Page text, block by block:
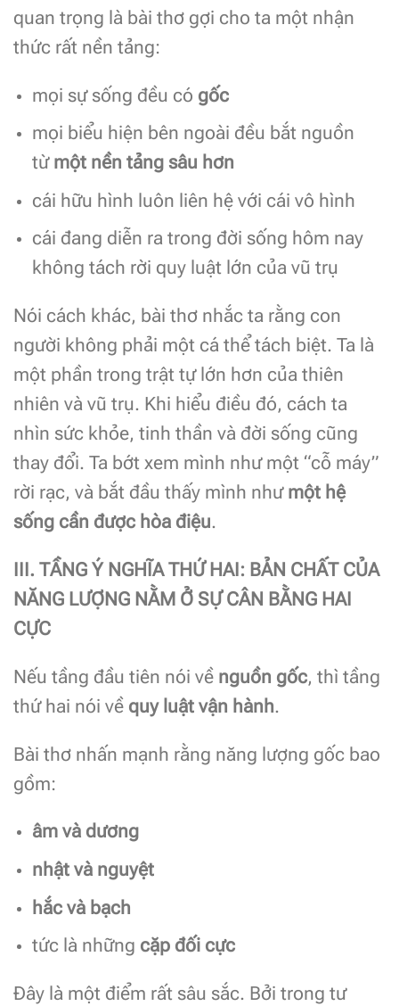
quan trọng là bài thơ gợi cho ta một nhận
thức rất nền tảng:
mọi sự sống đều có gốc
mọi biểu hiện bên ngoài đều bắt nguồn
từ một nền tảng sâu hơn
cái hữu hình luôn liên hệ với cái vô hình
cái đang diễn ra trong đời sống hôm nay
không tách rời quy luật lớn của vũ trụ
Nói cách khác, bài thơ nhắc ta rằng con
người không phải một cá thể tách biệt. Ta là
một phần trong trật tự lớn hơn của thiên
nhiên và vũ trụ. Khi hiểu điều đó, cách ta
nhìn sức khỏe, tinh thần và đời sống cũng
thay đổi. Ta bớt xem mình như một “cỗ máy”
rời rạc, và bắt đầu thấy mình như một hệ
sống cần được hòa điệu.
III. TẦNG Ý NGHĨA THỨ HAI: BẢN CHẤT CỦA
NĂNG LƯỢNG NẰM Ở SỰ CÂN BẰNG HAI
CỰC
Nếu tầng đầu tiên nói về nguồn gốc, thì tầng
thứ hai nói về quy luật vận hành.
Bài thơ nhấn mạnh rằng năng lượng gốc bao
gồm:
âm và dương
nhật và nguyệt
hắc và bạch
tức là những cặp đối cực
Đây là một điểm rất sâu sắc. Bởi trong tư